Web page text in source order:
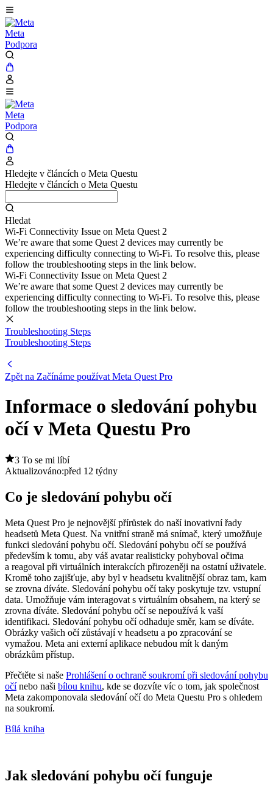
Meta
Podpora
Meta
Podpora
Hledejte v článcích o Meta Questu
Hledejte v článcích o Meta Questu
Hledat
Wi-Fi Connectivity Issue on Meta Quest 2
We’re aware that some Quest 2 devices may currently be
experiencing difficulty connecting to Wi-Fi. To resolve this, please
follow the troubleshooting steps in the link below.
Wi-Fi Connectivity Issue on Meta Quest 2
We’re aware that some Quest 2 devices may currently be
experiencing difficulty connecting to Wi-Fi. To resolve this, please
follow the troubleshooting steps in the link below.
Troubleshooting Steps
Troubleshooting Steps
Zpět na Začínáme používat Meta Quest Pro
Informace o sledování pohybu
očí v Meta Questu Pro
3 To se mi líbí
Aktualizováno:před 12 týdny
Co je sledování pohybu očí
Meta Quest Pro je nejnovější přírůstek do naší inovativní řady
headsetů Meta Quest. Na vnitřní straně má snímač, který umožňuje
funkci sledování pohybu očí. Sledování pohybu očí se používá
především k tomu, aby váš avatar realisticky pohyboval očima
a reagoval při virtuálních interakcích přirozeněji na ostatní uživatele.
Kromě toho zajišťuje, aby byl v headsetu kvalitnější obraz tam, kam
se zrovna díváte. Sledování pohybu očí taky poskytuje tzv. vstupní
data. Umožňuje vám interagovat s virtuálním obsahem, na který se
zrovna díváte. Sledování pohybu očí se nepoužívá k vaší
identifikaci. Sledování pohybu očí odhaduje směr, kam se díváte.
Obrázky vašich očí zůstávají v headsetu a po zpracování se
vymažou. Meta ani externí aplikace nebudou mít k daným
obrázkům přístup.
Přečtěte si naše Prohlášení o ochraně soukromí při sledování pohybu
očínebo naši bílou knihu, kde se dozvíte víc o tom, jak společnost
Meta zakomponovala sledování očí do Meta Questu Pro s ohledem
na soukromí.
Bílá kniha
Jak sledování pohybu očí funguje